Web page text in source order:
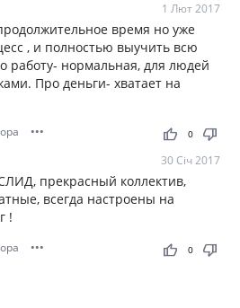
1 Лют 2017
время но уже
, и полностью выучить всю
работу- нормальная, для людей
Про деньги- хватает на
••• thumb_up thumb_down
0
30 Січ 2017
прекрасный коллектив,
всегда настроены на
!
••• thumb_up thumb_down
0